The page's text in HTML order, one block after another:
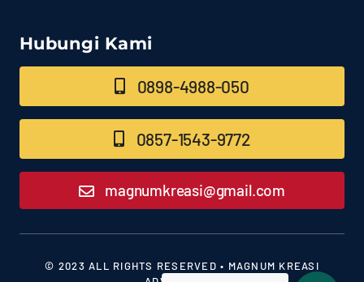
Hubungi Kami
0898-4988-050
0857-1543-9772
magnumkreasi@gmail.com
© 2023 ALL RIGHTS RESERVED • MAGNUM KREASI